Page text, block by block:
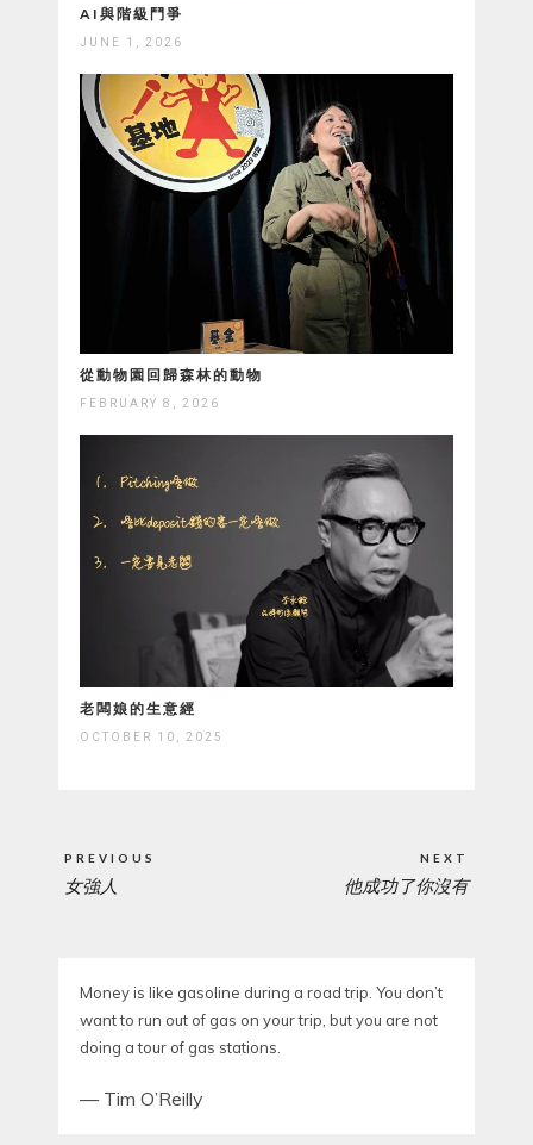
AI與階級鬥爭
JUNE 1, 2026
從動物園回歸森林的動物
FEBRUARY 8, 2026
老闆娘的生意經
OCTOBER 10, 2025
navigation
PREVIOUS
PREVIOUS
女強人
NEXT
他成功了你沒有
Money is like gasoline during a road trip. You don’t
want to run out of gas on your trip, but you are not
doing a tour of gas stations.
— Tim O’Reilly